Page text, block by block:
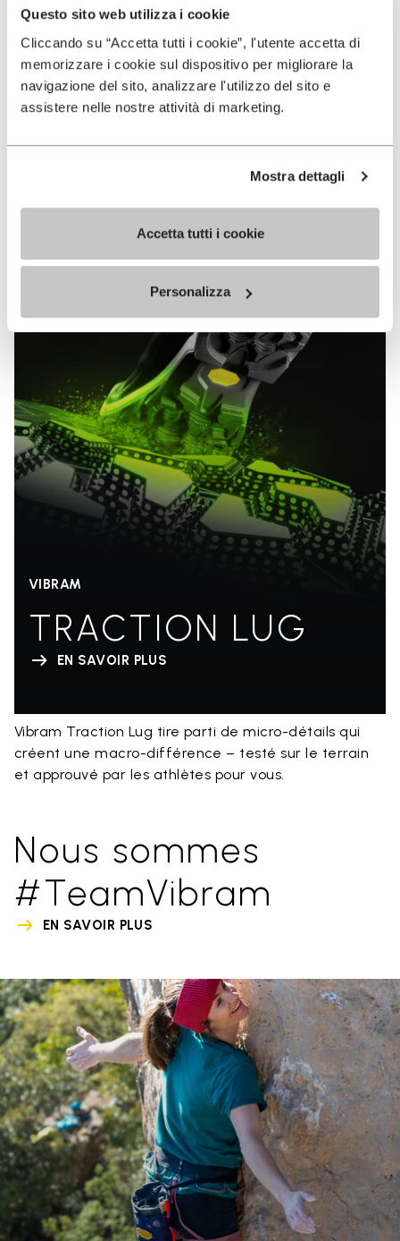
Questo sito web utilizza i cookie
Cliccando su “Accetta tutti i cookie”, l'utente accetta di
memorizzare i cookie sul dispositivo per migliorare la
navigazione del sito, analizzare l'utilizzo del sito e
assistere nelle nostre attività di marketing.
Mostra dettagli
Accetta tutti i cookie
Personalizza
VIBRAM
MEGAGRIP
EN SAVOIR PLUS
Vibram Megagrip est un composé de gomme hautes
performances qui offre des propriétés d’adhérence
sans équivalent sur terrains mouillés comme secs.
VIBRAM
TRACTION LUG
EN SAVOIR PLUS
Vibram Traction Lug tire parti de micro-détails qui
créent une macro-différence – testé sur le terrain
et approuvé par les athlètes pour vous.
Nous sommes
#TeamVibram
EN SAVOIR PLUS